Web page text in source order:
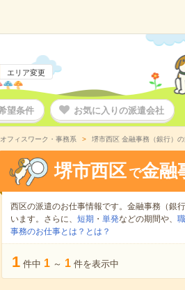
エリア変更
望条件 お気に入りの派遣会社
フィスワーク・事務系 堺市西区 金融事務（銀行）
堺市西区 で金融
西区の派遣のお仕事情報です。金融事務（銀
います。さらに、 短期 ・ 単発などの期間や、
事務のお仕事とは？とは？
1 件中 1 ～ 1 件を表示中